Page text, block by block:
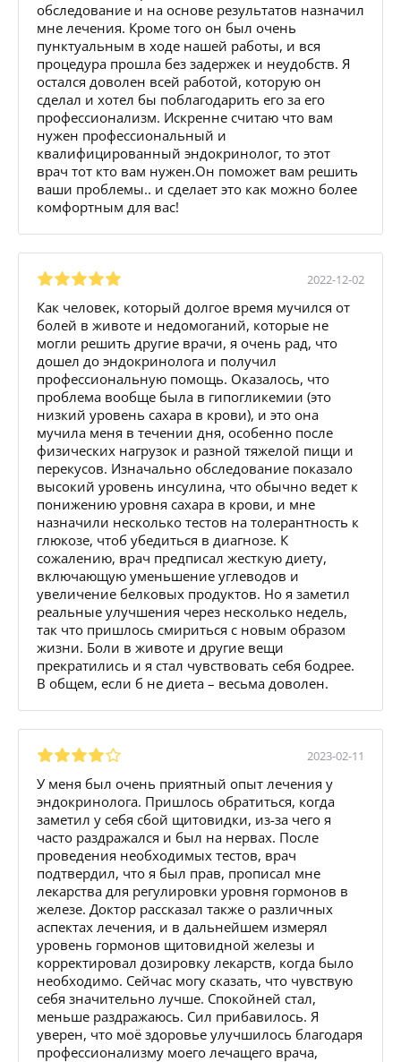
обследование и на основе результатов назначил
мне лечения. Кроме того он был очень
пунктуальным в ходе нашей работы, и вся
процедура прошла без задержек и неудобств. Я
остался доволен всей работой, которую он
сделал и хотел бы поблагодарить его за его
профессионализм. Искренне считаю что вам
нужен профессиональный и
квалифицированный эндокринолог, то этот
врач тот кто вам нужен.Он поможет вам решить
ваши проблемы.. и сделает это как можно более
комфортным для вас!
2022-12-02
Как человек, который долгое время мучился от
болей в животе и недомоганий, которые не
могли решить другие врачи, я очень рад, что
дошел до эндокринолога и получил
профессиональную помощь. Оказалось, что
проблема вообще была в гипогликемии (это
низкий уровень сахара в крови), и это она
мучила меня в течении дня, особенно после
физических нагрузок и разной тяжелой пищи и
перекусов. Изначально обследование показало
высокий уровень инсулина, что обычно ведет к
понижению уровня сахара в крови, и мне
назначили несколько тестов на толерантность к
глюкозе, чтоб убедиться в диагнозе. К
сожалению, врач предписал жесткую диету,
включающую уменьшение углеводов и
увеличение белковых продуктов. Но я заметил
реальные улучшения через несколько недель,
так что пришлось смириться с новым образом
жизни. Боли в животе и другие вещи
прекратились и я стал чувствовать себя бодрее.
В общем, если б не диета – весьма доволен.
2023-02-11
У меня был очень приятный опыт лечения у
эндокринолога. Пришлось обратиться, когда
заметил у себя сбой щитовидки, из-за чего я
часто раздражался и был на нервах. После
проведения необходимых тестов, врач
подтвердил, что я был прав, прописал мне
лекарства для регулировки уровня гормонов в
железе. Доктор рассказал также о различных
аспектах лечения, и в дальнейшем измерял
уровень гормонов щитовидной железы и
корректировал дозировку лекарств, когда было
необходимо. Сейчас могу сказать, что чувствую
себя значительно лучше. Спокойней стал,
меньше раздражаюсь. Сил прибавилось. Я
уверен, что моё здоровье улучшилось благодаря
профессионализму моего лечащего врача,